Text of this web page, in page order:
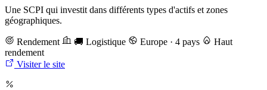
Une SCPI qui investit dans différents types d'actifs et zones
géographiques.
Rendement 🚚 Logistique Europe · 4 pays
Haut
rendement
Visiter le site